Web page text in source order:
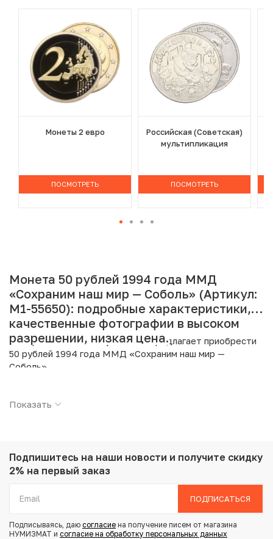
Монеты 2 евро
ПОСМОТРЕТЬ
Российская (Советская)
мультипликация
ПОСМОТРЕТЬ
Монета 50 рублей 1994 года ММД
«Сохраним наш мир — Соболь» (Артикул:
M1-55650): подробные характеристики,
качественные фотографии в высоком
разрешении, низкая цена.
Интернет магазин «Нумизмат» предлагает приобрести
50 рублей 1994 года ММД «Сохраним наш мир —
Соболь».
Буквы: ММД
Металл: Золото
Вес: 7.89 г
Тираж: 2.500
Состояние: Proof
Показать
Подпишитесь на наши новости и получите скидку
2% на первый заказ
ПОДПИСАТЬСЯ
Подписываясь, даю согласие на получение писем от магазина
НУМИЗМАТ и согласие на обработку персональных данных